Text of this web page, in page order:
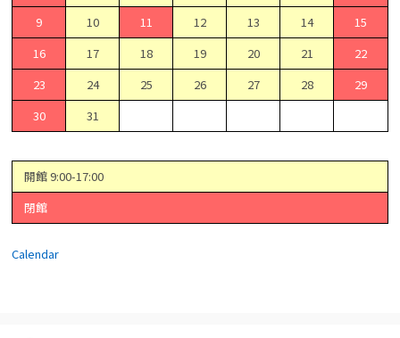
9
10 11 12 13 14
15
16
17 18 19 20 21
22
23
24 25 26 27 28
29
30
31
開館 9:00-17:00
閉館
Calendar